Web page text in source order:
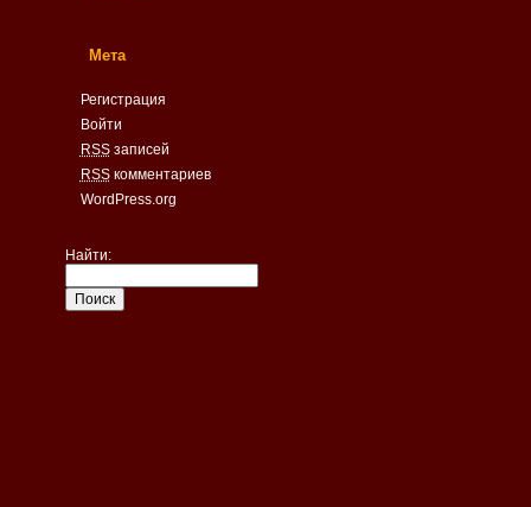
Мета
Регистрация
Войти
RSSзаписей
RSSкомментариев
WordPress.org
Найти: